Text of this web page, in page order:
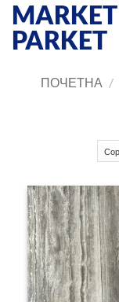
Прескочи
садржај
MARKET
PARKET
ПОЧЕТНА /